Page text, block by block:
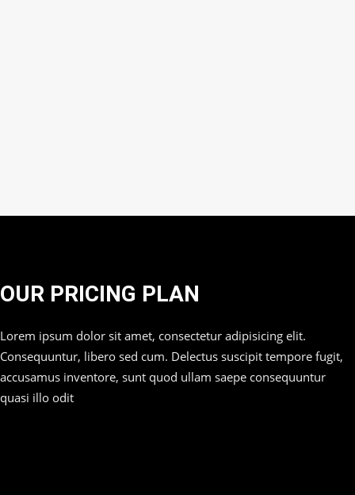
OUR PRICING PLAN
Lorem ipsum dolor sit amet, consectetur adipisicing elit.
Consequuntur, libero sed cum. Delectus suscipit tempore fugit,
accusamus inventore, sunt quod ullam saepe consequuntur
quasi illo odit